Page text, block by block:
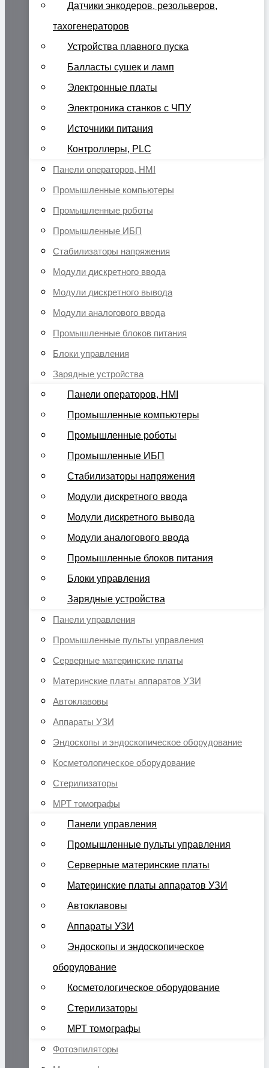
Датчики энкодеров, резольверов,
тахогенераторов
Устройства плавного пуска
Балласты сушек и ламп
Электронные платы
Электроника станков с ЧПУ
Источники питания
Контроллеры, PLC
Панели операторов, HMI
Промышленные компьютеры
Промышленные роботы
Промышленные ИБП
Стабилизаторы напряжения
Модули дискретного ввода
Модули дискретного вывода
Модули аналогового ввода
Промышленные блоков питания
Блоки управления
Зарядные устройства
Панели операторов, HMI
Промышленные компьютеры
Промышленные роботы
Промышленные ИБП
Стабилизаторы напряжения
Модули дискретного ввода
Модули дискретного вывода
Модули аналогового ввода
Промышленные блоков питания
Блоки управления
Зарядные устройства
Панели управления
Промышленные пульты управления
Серверные материнские платы
Материнские платы аппаратов УЗИ
Автоклавовы
Аппараты УЗИ
Эндоскопы и эндоскопическое оборудование
Косметологическое оборудование
Стерилизаторы
МРТ томографы
Панели управления
Промышленные пульты управления
Серверные материнские платы
Материнские платы аппаратов УЗИ
Автоклавовы
Аппараты УЗИ
Эндоскопы и эндоскопическое
оборудование
Косметологическое оборудование
Стерилизаторы
МРТ томографы
Фотоэпиляторы